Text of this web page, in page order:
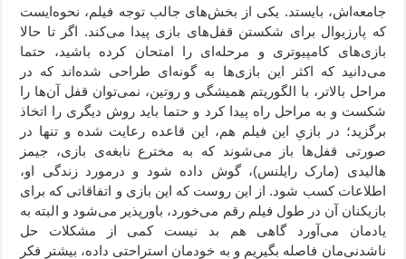
جامعه‌اش، بایستد. یکی از بخش‌های جالب توجه فیلم، نحوه‌ایست
که پارزیوال برای شکستن قفل‌های بازی پیدا می‌کند. اگر تا حالا
بازی‌های کامپیوتری و مرحله‌ای را امتحان کرده باشید، حتما
می‌دانید که اکثر این بازی‌ها به گونه‌ای طراحی شده‌اند که در
مراحل بالاتر، با الگوریتم همیشگی و روتین، نمی‌توان قفل آن‌ها را
شکست و به مراحل راه پیدا کرد و حتما باید روش دیگری را اتخاذ
برگزید؛ در بازیِ این فیلم هم، این قاعده رعایت شده و تنها در
صورتی قفل‌ها باز می‌شوند که به مخترع نابغه‌ی بازی، جیمز
هالیدی (مارک رایلنس)، گوش داده شود و درمورد زندگی او،
اطلاعات کسب شود. از این روست که این بازی و اتفاقاتی که برای
بازیکنان آن در طول فیلم رقم می‌خورد، باورپذیر می‌شود و البته به
یادمان می‌آورد گاهی هم بد نیست کمی از مشکلات حل
ناشدنی‌مان فاصله بگیریم و به خودمان استراحتی داده، بیشتر فکر